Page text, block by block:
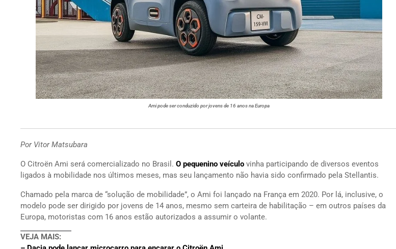
Ami pode ser conduzido por jovens de 16 anos na Europa
Por Vitor Matsubara
O Citroën Ami será comercializado no Brasil. O pequenino veículo vinha participando de diversos eventos
ligados à mobilidade nos últimos meses, mas seu lançamento não havia sido confirmado pela Stellantis.
Chamado pela marca de “solução de mobilidade”, o Ami foi lançado na França em 2020. Por lá, inclusive, o
modelo pode ser dirigido por jovens de 14 anos, mesmo sem carteira de habilitação – em outros países da
Europa, motoristas com 16 anos estão autorizados a assumir o volante.
VEJA MAIS: